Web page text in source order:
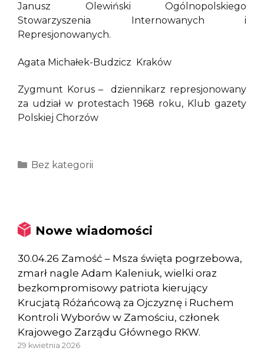
Janusz Olewiński Ogólnopolskiego
Stowarzyszenia Internowanych i
Represjonowanych.
Agata Michałek-Budzicz Kraków
Zygmunt Korus – dziennikarz represjonowany
za udział w protestach 1968 roku, Klub gazety
Polskiej Chorzów
Kategorie
Bez kategorii
Nowe wiadomości
30.04.26 Zamość – Msza święta pogrzebowa,
zmarł nagle Adam Kaleniuk, wielki oraz
bezkompromisowy patriota kierujący
Krucjatą Różańcową za Ojczyznę i Ruchem
Kontroli Wyborów w Zamościu, członek
Krajowego Zarządu Głównego RKW.
29 kwietnia 2026